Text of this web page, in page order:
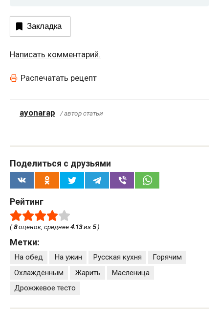
Закладка
Написать комментарий.
Распечатать рецепт
ayonarap / автор статьи
Поделиться с друзьями
Рейтинг
(8оценок, среднее4.13из 5)
Метки:
На обед На ужин Русская кухня
Горячим
Охлаждённым
Жарить
Масленица
Дрожжевое тесто